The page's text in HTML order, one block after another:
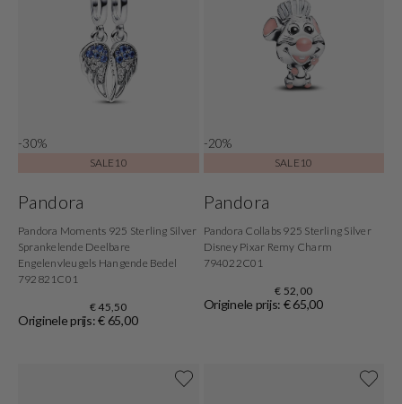
-30%
SALE10
Pandora
Pandora Moments 925 Sterling Silver
Sprankelende Deelbare
Engelenvleugels Hangende Bedel
792821C01
€ 45,50
Originele prijs: € 65,00
-20%
SALE10
Pandora
Pandora Collabs 925 Sterling Silver
Disney Pixar Remy Charm
794022C01
€ 52,00
Originele prijs: € 65,00